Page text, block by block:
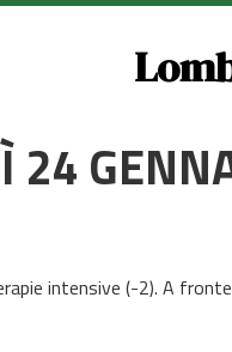
24
intensive (-2). A